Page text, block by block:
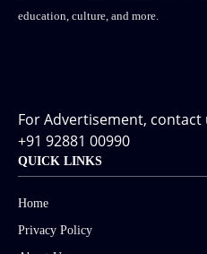
education, culture, and more.
For Advertisement, contact
+91 92881 00990
QUICK LINKS
Home
Privacy Policy